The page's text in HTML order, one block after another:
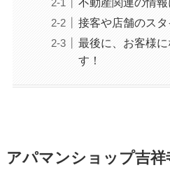
接客や店舗のス
最後に、お客様
す！
アパマンショップ吉祥